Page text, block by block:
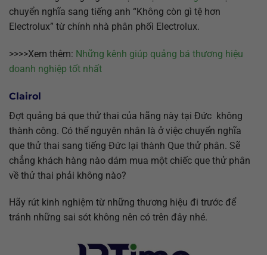
chuyển nghĩa sang tiếng anh “Không còn gì tệ hơn
Electrolux” từ chính nhà phân phối Electrolux.
>>>>Xem thêm: Những kênh giúp quảng bá thương hiệu
doanh nghiệp tốt nhất
Clairol
Đợt quảng bá que thử thai của hãng này tại Đức không
thành công. Có thể nguyên nhân là ở việc chuyển nghĩa
que thử thai sang tiếng Đức lại thành Que thử phân. Sẽ
chẳng khách hàng nào dám mua một chiếc que thử phân
về thử thai phải không nào?
Hãy rút kinh nghiệm từ những thương hiệu đi trước để
tránh những sai sót không nên có trên đây nhé.